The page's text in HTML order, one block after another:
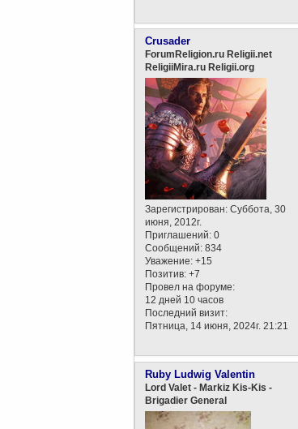
Crusader
ForumReligion.ru Religii.net
ReligiiMira.ru Religii.org
Зарегистрирован: Суббота, 30
июня, 2012г.
Приглашений: 0
Сообщений: 834
Уважение: +15
Позитив: +7
Провел на форуме:
12 дней 10 часов
Последний визит:
Пятница, 14 июня, 2024г. 21:21
Ruby Ludwig Valentin
Lord Valet - Markiz Kis-Kis -
Brigadier General